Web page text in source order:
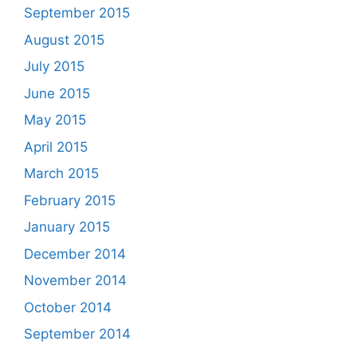
September 2015
August 2015
July 2015
June 2015
May 2015
April 2015
March 2015
February 2015
January 2015
December 2014
November 2014
October 2014
September 2014